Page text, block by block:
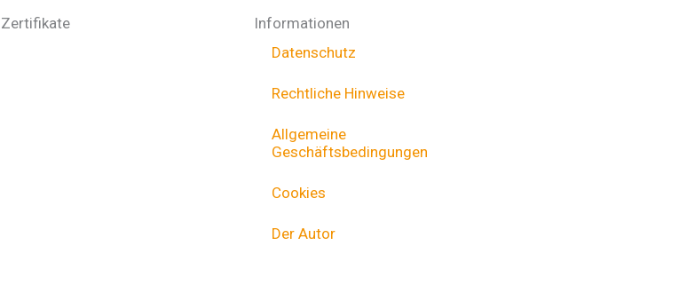
Zertifikate
Informationen
Datenschutz
Rechtliche Hinweise
Allgemeine
Geschäftsbedingungen
Cookies
Der Autor